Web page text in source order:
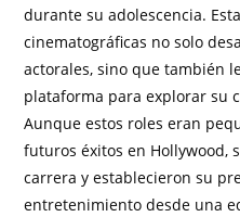
durante su adolescencia.
cinematográficas no solo
actorales, sino que también
plataforma para explorar su
Aunque estos roles eran
futuros éxitos en Hollywood,
carrera y establecieron su
entretenimiento desde una